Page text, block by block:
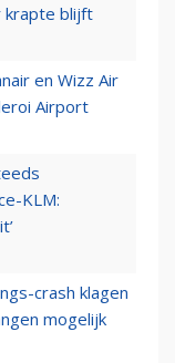
krapte blijft
en Wizz Air
Airport
KLM:
crash klagen
mogelijk